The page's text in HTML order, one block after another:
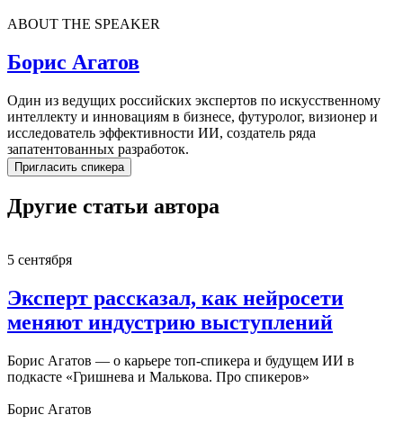
ABOUT THE SPEAKER
Борис Агатов
Один из ведущих российских экспертов по искусственному
интеллекту и инновациям в бизнесе, футуролог, визионер и
исследователь эффективности ИИ, создатель ряда
запатентованных разработок.
Пригласить спикера
Другие статьи автора
5 сентября
Эксперт рассказал, как нейросети
меняют индустрию выступлений
Борис Агатов — о карьере топ-спикера и будущем ИИ в
подкасте «Гришнева и Малькова. Про спикеров»
Борис Агатов